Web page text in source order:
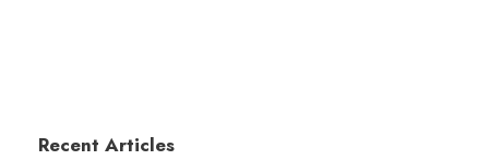
Recent Articles